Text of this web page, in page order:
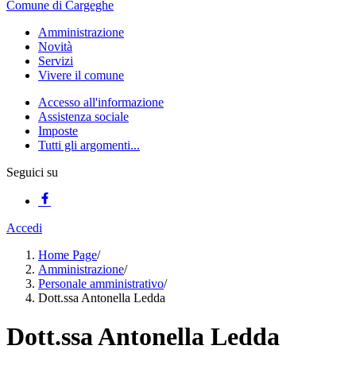
Comune di Cargeghe
Amministrazione
Novità
Servizi
Vivere il comune
Accesso all'informazione
Assistenza sociale
Imposte
Tutti gli argomenti...
Seguici su
Accedi
Home Page/
Amministrazione/
Personale amministrativo/
Dott.ssa Antonella Ledda
Dott.ssa Antonella Ledda